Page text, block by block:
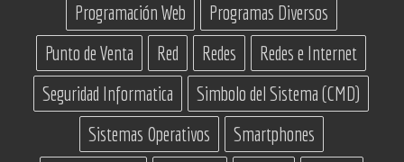
Programación Web
Programas Diversos
Punto de Venta
Red Redes
Redes e Internet
Seguridad Informatica
Simbolo del Sistema (CMD)
Sistemas Operativos
Smartphones